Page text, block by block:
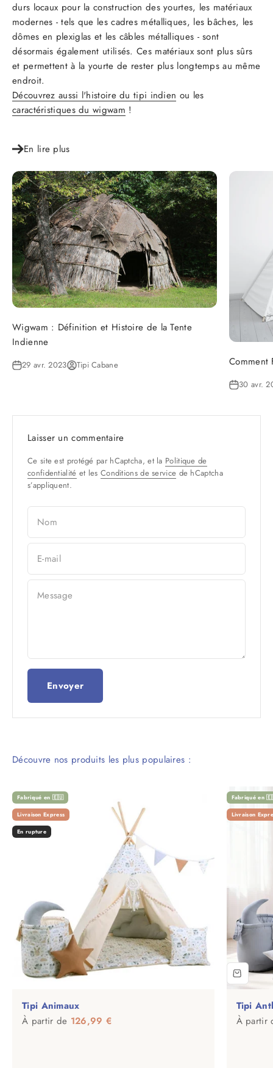
durs locaux pour la construction des yourtes, les matériaux
modernes - tels que les cadres métalliques, les bâches, les
dômes en plexiglas et les câbles métalliques - sont
désormais également utilisés. Ces matériaux sont plus sûrs
et permettent à la yourte de rester plus longtemps au même
endroit.
Découvrez aussi l'histoire du tipi indien ou les
caractéristiques du wigwam !
En lire plus
Wigwam : Définition et Histoire de la Tente
Indienne
29 avr. 2023 Tipi Cabane Comment
30 avr.
Laisser un commentaire
Ce site est protégé par hCaptcha, et la Politique de
confidentialité et les Conditions de service de hCaptcha
s’appliquent.
Nom
E-mail
Message
Envoyer
Découvre nos produits les plus populaires :
Fabriqué en 🇪🇺
Livraison Express
En rupture
Tipi Animaux
Prix de vente
À partir de 126,99 €
Fabriqué en
Livraison
Tipi
Prix de
À partir